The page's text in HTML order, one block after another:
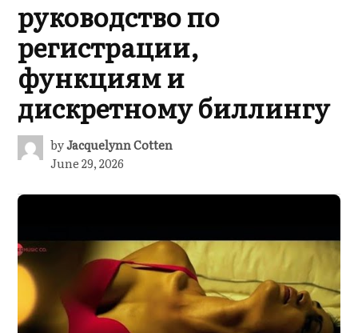
руководство по
регистрации,
функциям и
дискретному биллингу
byJacquelynn Cotten
June 29, 2026